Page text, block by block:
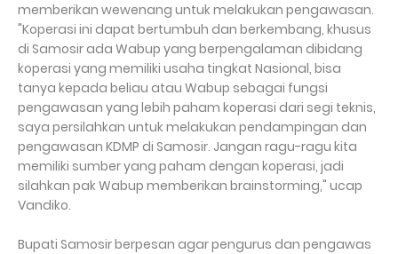
memberikan wewenang untuk melakukan pengawasan.
"Koperasi ini dapat bertumbuh dan berkembang, khusus
di Samosir ada Wabup yang berpengalaman dibidang
koperasi yang memiliki usaha tingkat Nasional, bisa
tanya kepada beliau atau Wabup sebagai fungsi
pengawasan yang lebih paham koperasi dari segi teknis,
saya persilahkan untuk melakukan pendampingan dan
pengawasan KDMP di Samosir. Jangan ragu-ragu kita
memiliki sumber yang paham dengan koperasi, jadi
silahkan pak Wabup memberikan brainstorming," ucap
Vandiko.
Bupati Samosir berpesan agar pengurus dan pengawas